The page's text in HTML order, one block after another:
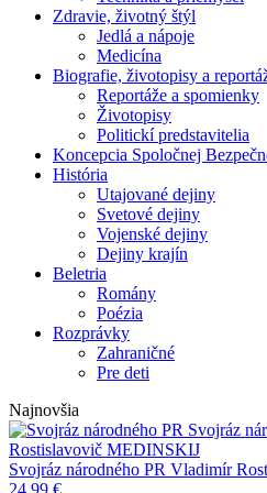
Zdravie, životný štýl
Jedlá a nápoje
Medicína
Biografie, životopisy a
Reportáže a spomienky
Životopisy
Politickí predstavitelia
Koncepcia Spoločnej
História
Utajované dejiny
Svetové dejiny
Vojenské dejiny
Dejiny krajín
Beletria
Romány
Poézia
Rozprávky
Zahraničné
Pre deti
Najnovšia
Svojráz
Rostislavovič MEDINSKIJ
Svojráz národného PR Vladimír
24,99 €